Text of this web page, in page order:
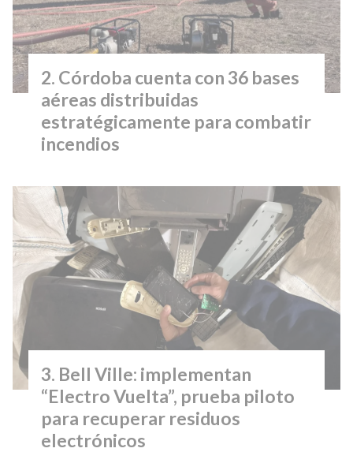
Córdoba cuenta con 36 bases
aéreas distribuidas
estratégicamente para combatir
incendios
Bell Ville: implementan
“Electro Vuelta”, prueba piloto
para recuperar residuos
electrónicos